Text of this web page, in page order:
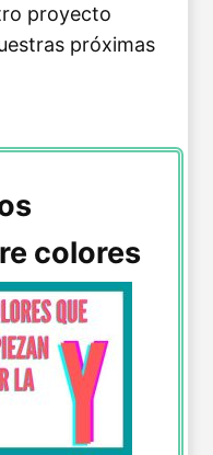
proyecto
próximas
colores